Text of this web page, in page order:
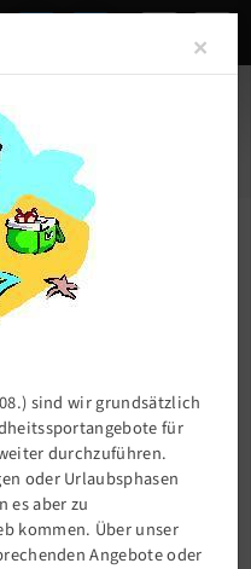
×
sind wir grundsätzlich
für
durchzuführen.
oder Urlaubsphasen
es aber zu
kommen. Über unser
Angebote oder